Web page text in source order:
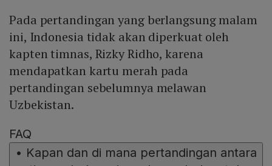
Pada pertandingan yang berlangsung malam
ini, Indonesia tidak akan diperkuat oleh
kapten timnas, Rizky Ridho, karena
mendapatkan kartu merah pada
pertandingan sebelumnya melawan
Uzbekistan.
FAQ
• Kapan dan di mana pertandingan antara